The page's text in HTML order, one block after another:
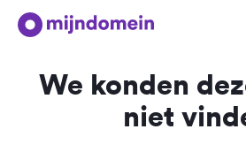
We konden
niet